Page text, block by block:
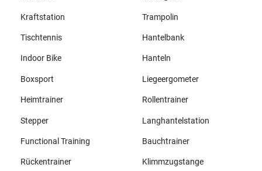
Kraftstation Trampolin
Tischtennis Hantelbank
Indoor Bike Hanteln
Boxsport Liegeergometer
Heimtrainer Rollentrainer
Stepper Langhantelstation
Functional Training Bauchtrainer
Rückentrainer Klimmzugstange